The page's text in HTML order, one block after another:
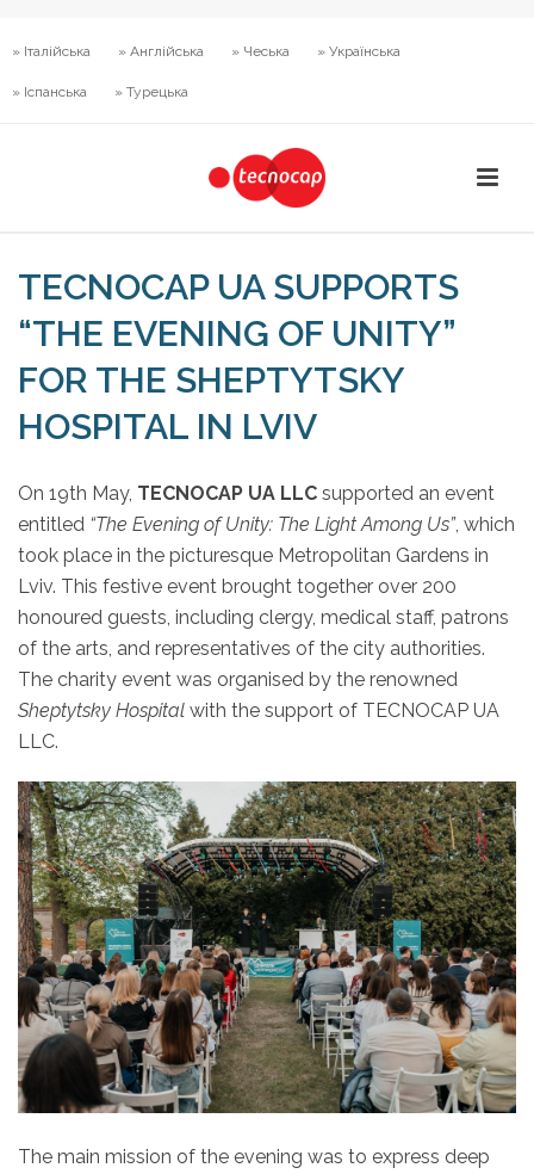
» Італійська » Англійська » Чеська » Українська
» Іспанська » Турецька
TECNOCAP UA SUPPORTS
“THE EVENING OF UNITY”
FOR THE SHEPTYTSKY
HOSPITAL IN LVIV
On 19th May, TECNOCAP UA LLC supported an event
entitled “The Evening of Unity: The Light Among Us”, which
took place in the picturesque Metropolitan Gardens in
Lviv. This festive event brought together over 200
honoured guests, including clergy, medical staff, patrons
of the arts, and representatives of the city authorities.
The charity event was organised by the renowned
Sheptytsky Hospital with the support of TECNOCAP UA
LLC.
The main mission of the evening was to express deep